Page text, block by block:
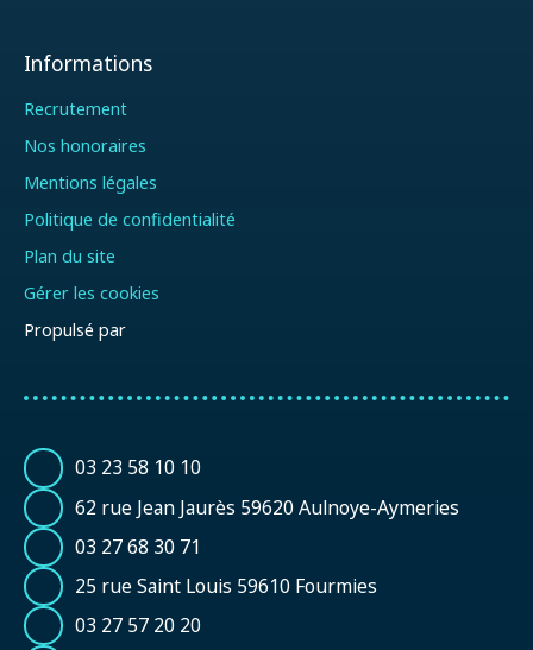
Informations
Recrutement
Nos honoraires
Mentions légales
Politique de confidentialité
Plan du site
Gérer les cookies
Propulsé par
03 23 58 10 10
62 rue Jean Jaurès 59620 Aulnoye-Aymeries
03 27 68 30 71
25 rue Saint Louis 59610 Fourmies
03 27 57 20 20